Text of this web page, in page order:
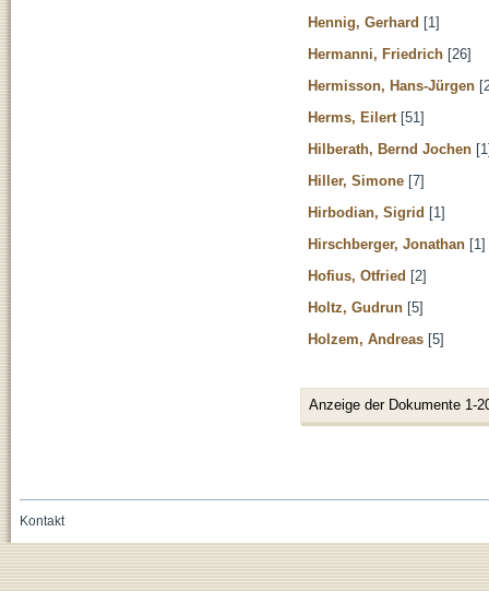
Hennig, Gerhard [1]
Hermanni, Friedrich [26]
Hermisson, Hans-Jürgen
Herms, Eilert [51]
Hilberath, Bernd Jochen
Hiller, Simone [7]
Hirbodian, Sigrid [1]
Hirschberger, Jonathan [1]
Hofius, Otfried [2]
Holtz, Gudrun [5]
Holzem, Andreas [5]
Anzeige der Dokumente 1-
Kontakt